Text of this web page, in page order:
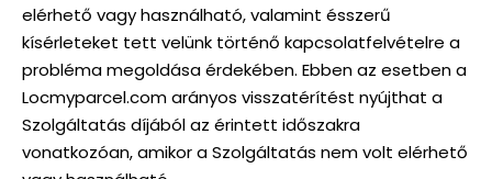
elérhető vagy használható, valamint ésszerű
kísérleteket tett velünk történő kapcsolatfelvételre a
probléma megoldása érdekében. Ebben az esetben a
Locmyparcel.com arányos visszatérítést nyújthat a
Szolgáltatás díjából az érintett időszakra
vonatkozóan, amikor a Szolgáltatás nem volt elérhető